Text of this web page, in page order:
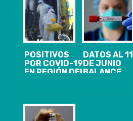
POSITIVOS
POR COVID-19
EN REGIÓN DEL
PRIMER
FALLECIDO
DATOS AL 11
DE JUNIO
BALANCE